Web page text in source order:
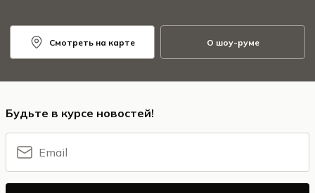
Смотреть на карте О шоу-руме
Будьте в курсе новостей!